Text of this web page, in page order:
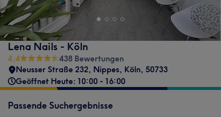
Lena Nails - Köln
4,4
438 Bewertungen
Neusser Straße 232, Nippes, Köln, 50733
Geöffnet Heute: 10:00 - 16:00
Passende Suchergebnisse